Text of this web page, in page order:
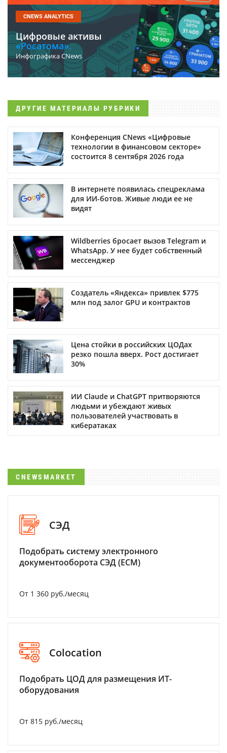
CNEWS ANALYTICS
Цифровые активы
«Росатома».
Инфографика CNews
ДРУГИЕ МАТЕРИАЛЫ РУБРИКИ
Конференция CNews «Цифровые
технологии в финансовом секторе»
состоится 8 сентября 2026 года
В интернете появилась спецреклама
для ИИ-ботов. Живые люди ее не
видят
Wildberries бросает вызов Telegram и
WhatsApp. У нее будет собственный
мессенджер
Создатель «Яндекса» привлек $775
млн под залог GPU и контрактов
Цена стойки в российских ЦОДах
резко пошла вверх. Рост достигает
30%
ИИ Claude и ChatGPT притворяются
людьми и убеждают живых
пользователей участвовать в
кибератаках
CNEWSMARKET
СЭД
Подобрать систему электронного
документооборота СЭД (ECM)
От 1 360 руб./месяц
Colocation
Подобрать ЦОД для размещения ИТ-
оборудования
От 815 руб./месяц